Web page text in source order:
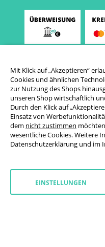
Mit Klick auf „Akzeptieren“
Cookies und ähnlichen
zur Nutzung des Shops
unseren Shop wirtschaftlich
Durch den Klick auf
Einsatz von
dem nicht zustimmen
wesentliche Cookies. Weitere
Datenschutzerklärung und im
EINSTELLUNGEN